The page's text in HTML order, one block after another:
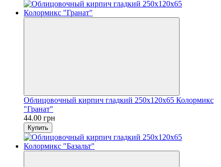
Облицовочный кирпич гладкий 250х120х65 Колормикс
"Гранат"
44.00 грн
Купить